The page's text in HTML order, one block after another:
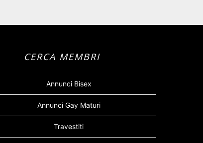
CERCA MEMBRI
Annunci Bisex
Annunci Gay Maturi
Travestiti